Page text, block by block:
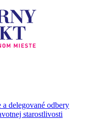
a delegované odbery
starostlivosti